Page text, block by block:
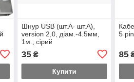
Шнур USB (шт.A- шт.А),
version 2,0, діам.-4.5мм,
1м., сірий
35₴
Купити
5
85